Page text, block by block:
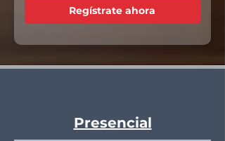
Regístrate ahora
Presencial